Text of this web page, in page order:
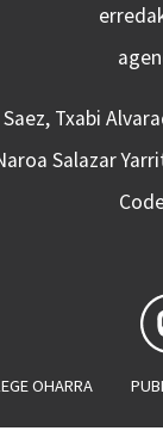
Txabi
Salazar
OHARRA